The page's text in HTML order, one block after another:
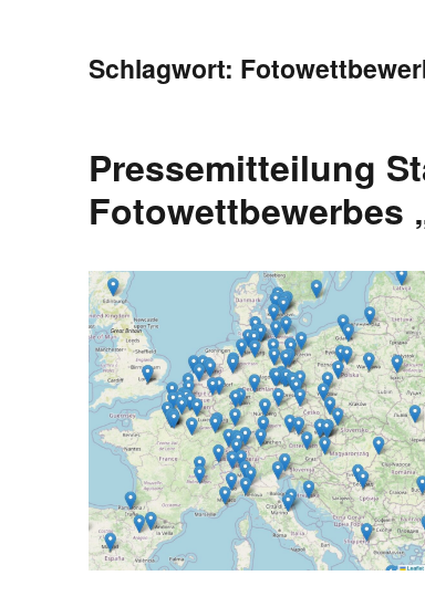
Schlagwort:
Pressemitteilung
Fotowettbewerbes